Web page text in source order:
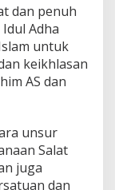
dan penuh
Adha
untuk
keikhlasan
AS dan
unsur
Salat
juga
dan